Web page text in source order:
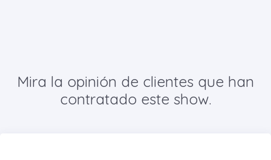
Mira la opinión de clientes que han
contratado este show.